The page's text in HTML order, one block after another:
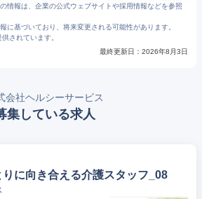
情報は、企業の公式ウェブサイトや採用情報などを参照
に基づいており、将来変更される可能性があります。
されています。
最終更新日： 2026年8月3日
会社ヘルシーサービス
集している求人
に向き合える介護スタッフ_08